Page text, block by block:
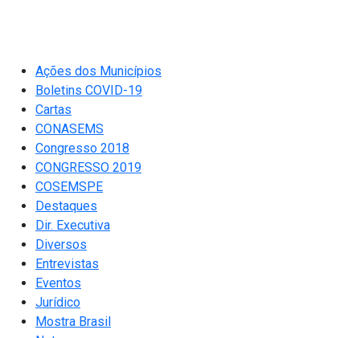
Ações dos Municípios
Boletins COVID-19
Cartas
CONASEMS
Congresso 2018
CONGRESSO 2019
COSEMSPE
Destaques
Dir. Executiva
Diversos
Entrevistas
Eventos
Jurídico
Mostra Brasil